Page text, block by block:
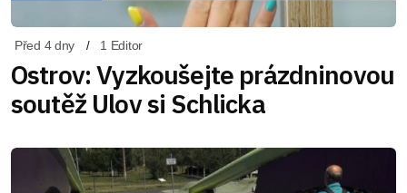
Před 4 dny 1 Editor
Ostrov: Vyzkoušejte prázdninovou
soutěž Ulov si Schlicka